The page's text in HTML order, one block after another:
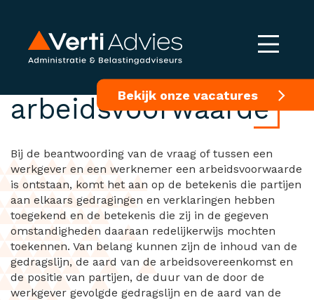
Bekijk onze vacatures
Leaseauto was
arbeidsvoorwaarde
Bij de beantwoording van de vraag of tussen een
werkgever en een werknemer een arbeidsvoorwaarde
is ontstaan, komt het aan op de betekenis die partijen
aan elkaars gedragingen en verklaringen hebben
toegekend en de betekenis die zij in de gegeven
omstandigheden daaraan redelijkerwijs mochten
toekennen. Van belang kunnen zijn de inhoud van de
gedragslijn, de aard van de arbeidsovereenkomst en
de positie van partijen, de duur van de door de
werkgever gevolgde gedragslijn en de aard van de